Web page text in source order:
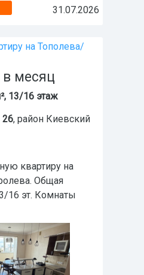
31.07.2026
на Тополева/
в месяц
13/16 этаж
26, район Киевский
квартиру на
Общая
16 эт. Комнаты